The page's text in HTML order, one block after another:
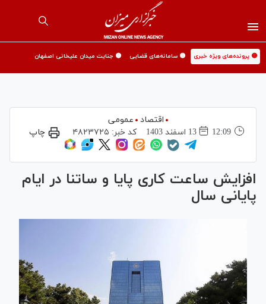
🟡 پرونده‌های ویژه خبری 🟡 سامانه‌های قضایی 🟡 جنایت میدان علیخانی اصفهان
اقتصاد
عمومی
12:09
13 اسفند 1403 کد خبر: ۴۸۲۳۷۲۵ چاپ
افزایش ساعت کاری پایا و ساتنا در ایام
پایانی سال